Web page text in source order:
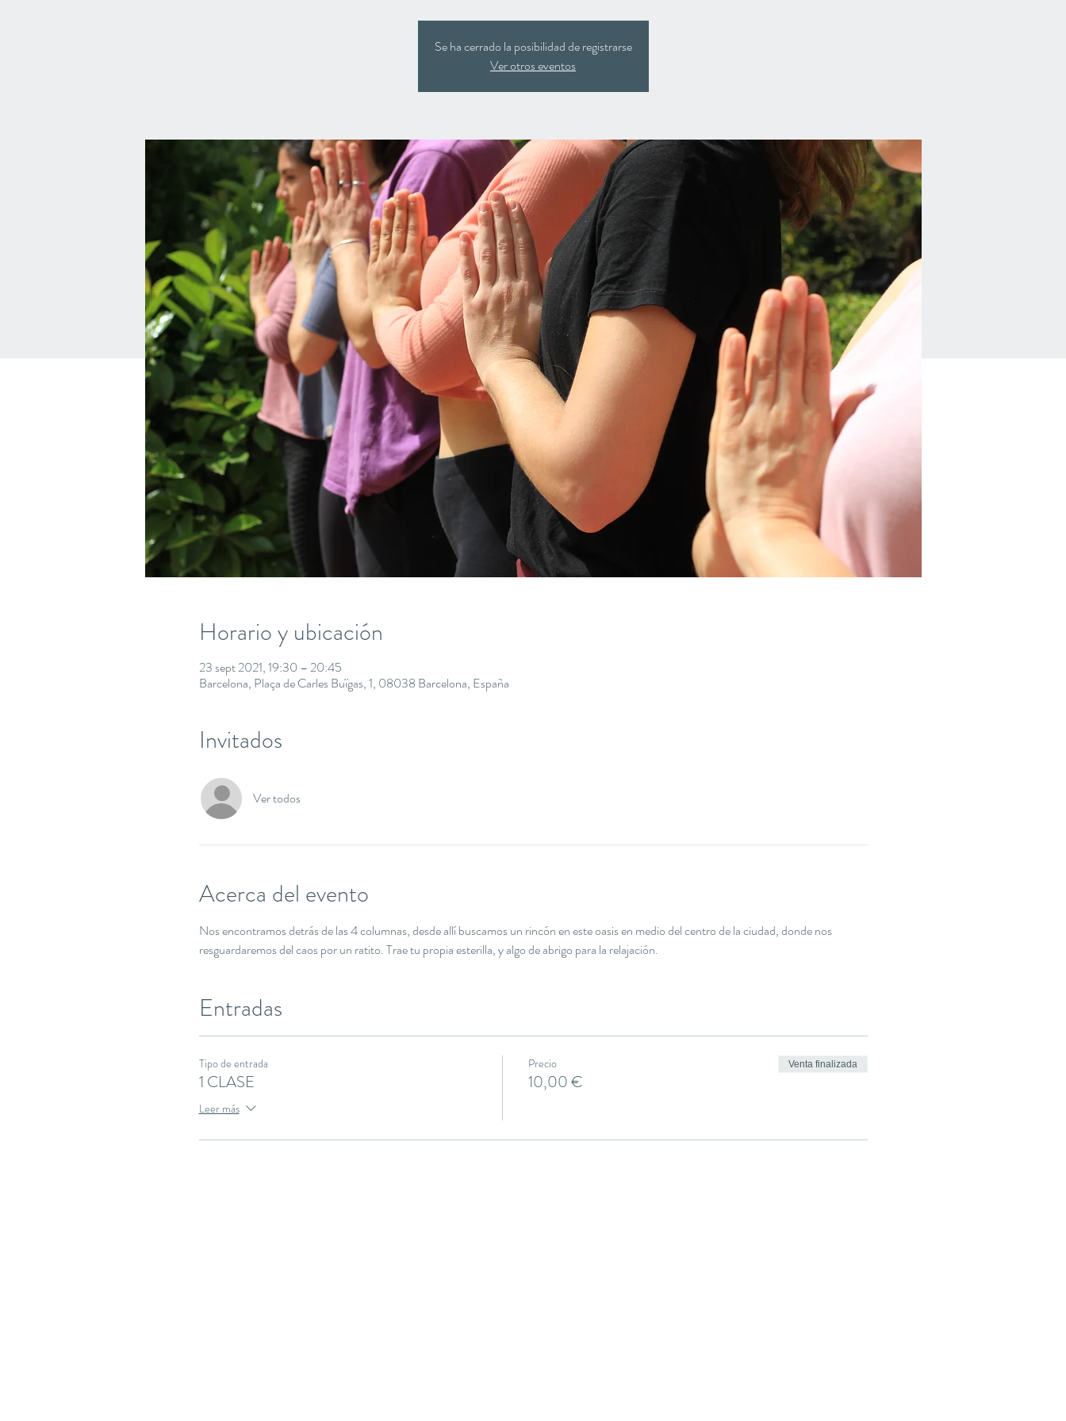
Se ha cerrado la posibilidad de registrarse
Ver otros eventos
Horario y ubicación
23 sept 2021, 19:30 – 20:45
Barcelona, Plaça de Carles Buïgas, 1, 08038 Barcelona, España
Invitados
Ver todos
Acerca del evento
Nos encontramos detrás de las 4 columnas, desde allí buscamos un rincón en este oasis en medio del centro de la ciudad, donde nos
resguardaremos del caos por un ratito. Trae tu propia esterilla, y algo de abrigo para la relajación.
Entradas
Tipo de entrada
1 CLASE
Leer más
Precio
10,00 €
Venta finalizada